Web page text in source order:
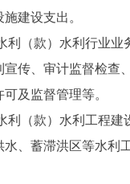
建设支出。
（款）水利行业业
传、审计监督检查
及监督管理等。
（款）水利工程建
、蓄滞洪区等水利